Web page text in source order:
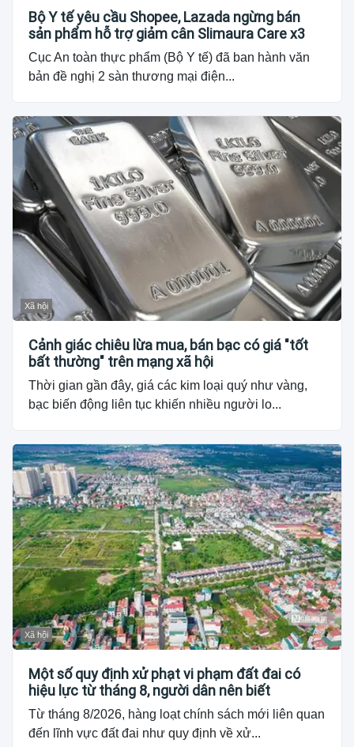
Bộ Y tế yêu cầu Shopee, Lazada ngừng bán
sản phẩm hỗ trợ giảm cân Slimaura Care x3
Cục An toàn thực phẩm (Bộ Y tế) đã ban hành văn
bản đề nghị 2 sàn thương mại điện...
Xã hội
Cảnh giác chiêu lừa mua, bán bạc có giá "tốt
bất thường" trên mạng xã hội
Thời gian gần đây, giá các kim loại quý như vàng,
bạc biến động liên tục khiến nhiều người lo...
Xã hội
Một số quy định xử phạt vi phạm đất đai có
hiệu lực từ tháng 8, người dân nên biết
Từ tháng 8/2026, hàng loạt chính sách mới liên quan
đến lĩnh vực đất đai như quy định về xử...